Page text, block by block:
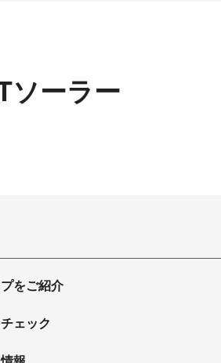
ソーラー
をご紹介
ェック